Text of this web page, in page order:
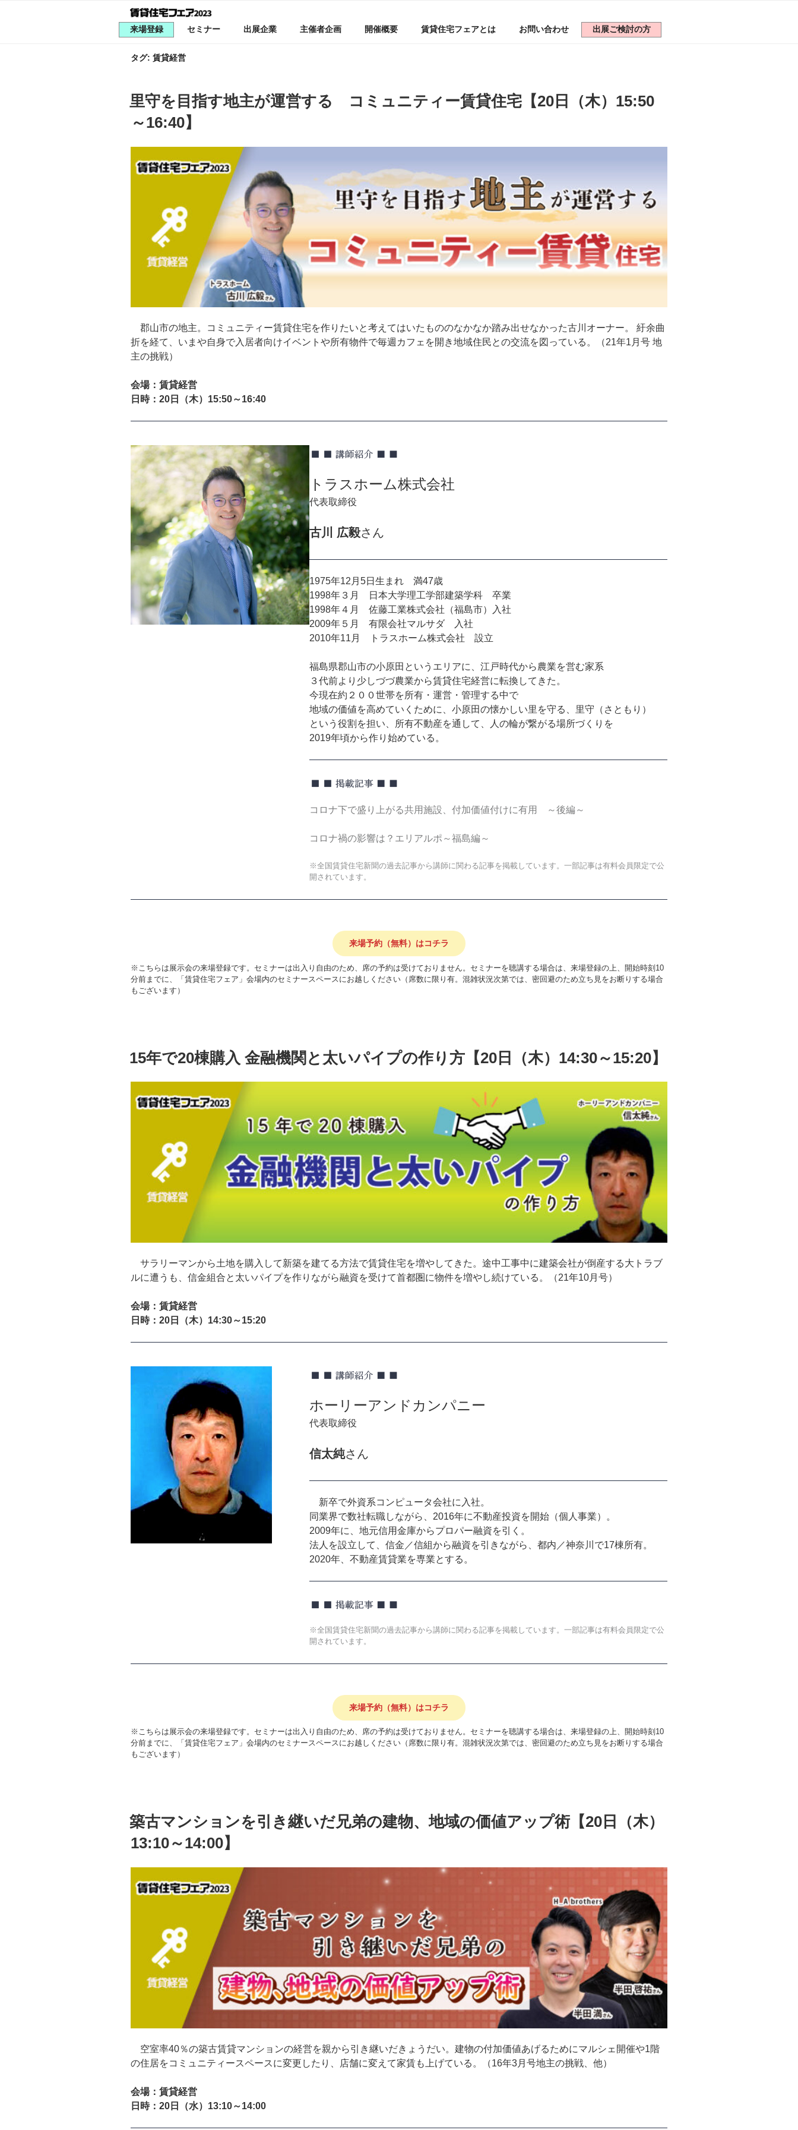
来場登録 セミナー 出展企業 主催者企画 開催概要 賃貸住宅フェアとは お問い合わせ 出展ご検討の方
タグ: 賃貸経営
投
稿
里守を目指す地主が運営する コミュニティー賃貸住宅【20日（木）15:50
～16:40】
郡山市の地主。コミュニティー賃貸住宅を作りたいと考えてはいたもののなかなか踏み出せなかった古川オーナー。 紆余曲
折を経て、いまや自身で入居者向けイベントや所有物件で毎週カフェを開き地域住民との交流を図っている。（21年1月号 地
主の挑戦）
会場：賃貸経営
日時：20日（木）15:50～16:40
トラスホーム株式会社
代表取締役
古川 広毅さん
1975年12月5日生まれ 満47歳
1998年３月 日本大学理工学部建築学科 卒業
1998年４月 佐藤工業株式会社（福島市）入社
2009年５月 有限会社マルサダ 入社
2010年11月 トラスホーム株式会社 設立
福島県郡山市の小原田というエリアに、江戸時代から農業を営む家系
３代前より少しづづ農業から賃貸住宅経営に転換してきた。
今現在約２００世帯を所有・運営・管理する中で
地域の価値を高めていくために、小原田の懐かしい里を守る、里守（さともり）
という役割を担い、所有不動産を通して、人の輪が繋がる場所づくりを
2019年頃から作り始めている。
コロナ下で盛り上がる共用施設、付加価値付けに有用 ～後編～
コロナ禍の影響は？エリアルポ～福島編～
※全国賃貸住宅新聞の過去記事から講師に関わる記事を掲載しています。一部記事は有料会員限定で公
開されています。
来場予約（無料）はコチラ
※こちらは展示会の来場登録です。セミナーは出入り自由のため、席の予約は受けておりません。セミナーを聴講する場合は、来場登録の上、開始時刻10
分前までに、「賃貸住宅フェア」会場内のセミナースペースにお越しください（席数に限り有。混雑状況次第では、密回避のため立ち見をお断りする場合
もございます）
15年で20棟購入 金融機関と太いパイプの作り方【20日（木）14:30～15:20】
サラリーマンから土地を購入して新築を建てる方法で賃貸住宅を増やしてきた。途中工事中に建築会社が倒産する大トラブ
ルに遭うも、信金組合と太いパイプを作りながら融資を受けて首都圏に物件を増やし続けている。（21年10月号）
会場：賃貸経営
日時：20日（木）14:30～15:20
ホーリーアンドカンパニー
代表取締役
信太純さん
新卒で外資系コンピュータ会社に入社。
同業界で数社転職しながら、2016年に不動産投資を開始（個人事業）。
2009年に、地元信用金庫からプロパー融資を引く。
法人を設立して、信金／信組から融資を引きながら、都内／神奈川で17棟所有。
2020年、不動産賃貸業を専業とする。
※全国賃貸住宅新聞の過去記事から講師に関わる記事を掲載しています。一部記事は有料会員限定で公
開されています。
来場予約（無料）はコチラ
※こちらは展示会の来場登録です。セミナーは出入り自由のため、席の予約は受けておりません。セミナーを聴講する場合は、来場登録の上、開始時刻10
分前までに、「賃貸住宅フェア」会場内のセミナースペースにお越しください（席数に限り有。混雑状況次第では、密回避のため立ち見をお断りする場合
もございます）
投
稿
築古マンションを引き継いだ兄弟の建物、地域の価値アップ術【20日（木）
13:10～14:00】
空室率40％の築古賃貸マンションの経営を親から引き継いだきょうだい。建物の付加価値あげるためにマルシェ開催や1階
の住居をコミュニティースペースに変更したり、店舗に変えて家賃も上げている。（16年3月号地主の挑戦、他）
会場：賃貸経営
日時：20日（水）13:10～14:00